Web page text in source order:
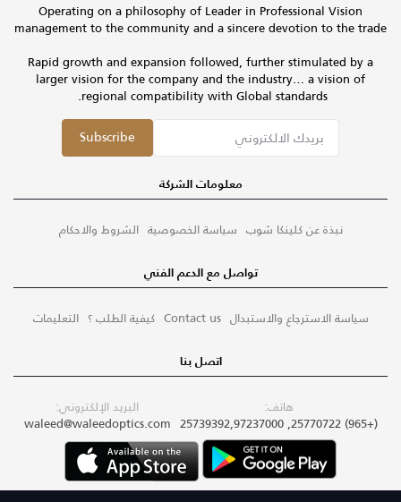
Operating on a philosophy of Leader in Professional Vision
management to the community and a sincere devotion to the trade
Rapid growth and expansion followed, further stimulated by a
larger vision for the company and the industry… a vision of
regional compatibility with Global standards.
Subscribe
معلومات الشركة
نبذة عن كلينكا شوب سياسة الخصوصية الشروط والاحكام
تواصل مع الدعم الفني
سياسة الاسترجاع والاستبدال Contact us كيفية الطلب ؟ التعليمات
اتصل بنا
هاتف:
(+965) 25770722, 25739392,97237000
البريد الإلكتروني:
waleed@waleedoptics.com